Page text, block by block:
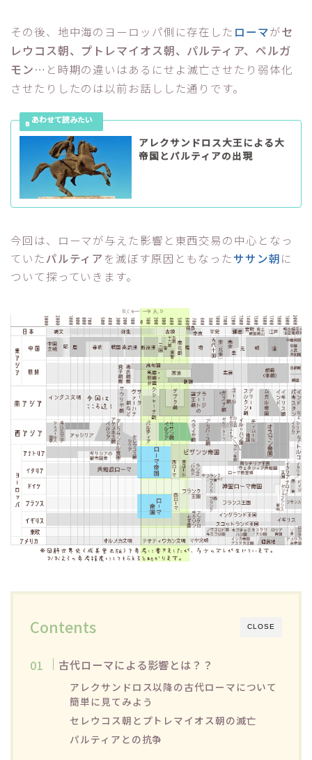
その後、地中海のヨーロッパ側に存在した ローマがセ
レウコス朝、プトレマイオス朝、パルティア、ペルガ
モン…と時期の違いはあるにせよ滅亡させたり弱体化
させたりしたのは以前お話しした通りです。
アレクサンドロス大王による大
帝国とパルティアの出現
今回は、ローマが与えた影響と東西交易の中心となっ
ていたパルティア を滅ぼす原因ともなったササン朝に
ついて探っていきます。
CLOSE
Contents
古代ローマによる影響とは？？
アレクサンドロス以降の古代ローマについて
簡単に見てみよう
セレウコス朝とプトレマイオス朝の滅亡
パルティアとの抗争